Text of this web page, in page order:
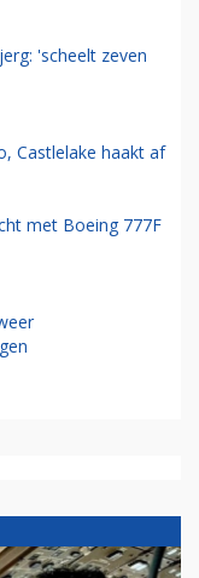
'scheelt zeven
Castlelake haakt af
met Boeing 777F